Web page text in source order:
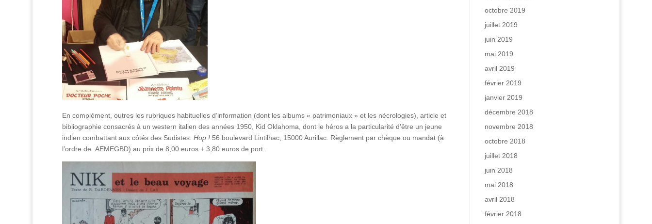
En complément, outres les rubriques habituelles d’information (dont les albums « patrimoniaux » et les nécrologies), article et
bibliographie consacrés à un western italien des années 1950, Kid Oklahoma, dont le héros a la particularité d’être un jeune
indien combattant aux côtés des Sudistes. Hop !56 boulevard Lintilhac, 15000 Aurillac. Règlement par chèque ou mandat (à
l’ordre de AEMEGBD) au prix de 8,00 euros + 3,80 euros de port.
octobre 2019
juillet 2019
juin 2019
mai 2019
avril 2019
février 2019
janvier 2019
décembre 2018
novembre 2018
octobre 2018
juillet 2018
juin 2018
mai 2018
avril 2018
février 2018